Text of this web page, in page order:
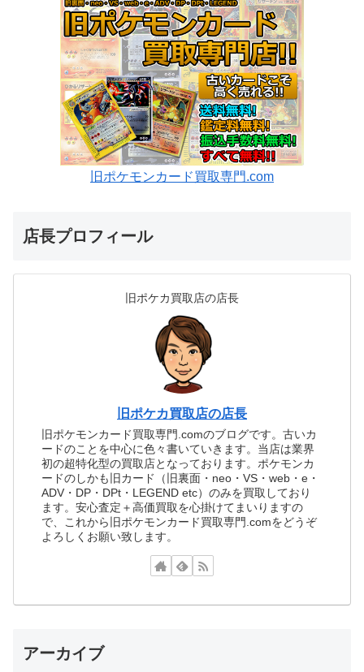
旧ポケモンカード買取専門.com
店長プロフィール
旧ポケカ買取店の店長
旧ポケカ買取店の店長
旧ポケモンカード買取専門.comのブログです。古いカ
ードのことを中心に色々書いていきます。当店は業界
初の超特化型の買取店となっております。ポケモンカ
ードのしかも旧カード（旧裏面・neo・VS・web・e・
ADV・DP・DPt・LEGEND etc）のみを買取しており
ます。安心査定＋高価買取を心掛けてまいりますの
で、これから旧ポケモンカード買取専門.comをどうぞ
よろしくお願い致します。
アーカイブ